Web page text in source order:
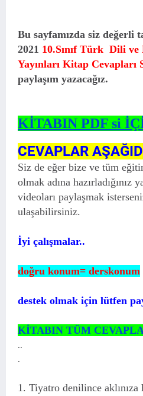
Bu sayfamızda siz değerli
2021 10.Sınıf Türk Dili ve
Yayınları Kitap Cevapları
paylaşım yazacağız.
KİTABIN PDF si
CEVAPLAR
Siz de eğer bize ve tüm
olmak adına hazırladığınız
videoları paylaşmak
ulaşabilirsiniz.
İyi çalışmalar..
doğru konum= derskonum
destek olmak için lütfen
KİTABIN TÜM
..
.
1. Tiyatro denilince